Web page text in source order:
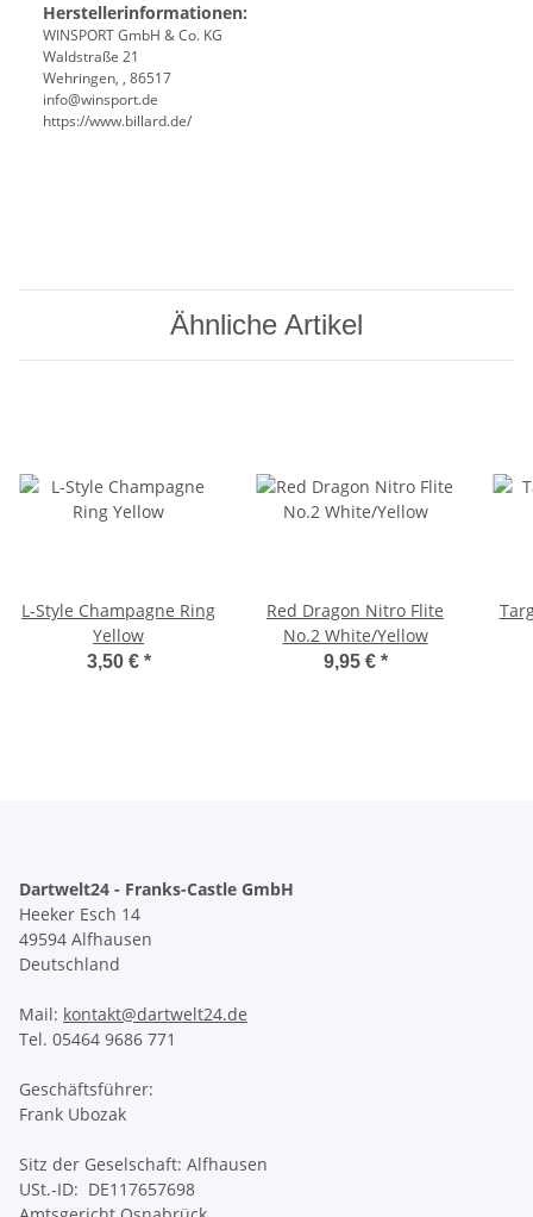
Herstellerinformationen:
WINSPORT GmbH & Co. KG
Waldstraße 21
Wehringen, , 86517
info@winsport.de
https://www.billard.de/
Ähnliche Artikel
L-Style Champagne Ring
Yellow
3,50 € *
Red Dragon Nitro Flite
No.2 White/Yellow
9,95 € *
Dartwelt24 - Franks-Castle GmbH
Heeker Esch 14
49594 Alfhausen
Deutschland
Mail: kontakt@dartwelt24.de
Tel. 05464 9686 771
Geschäftsführer:
Frank Ubozak
Sitz der Geselschaft: Alfhausen
USt.-ID: DE117657698